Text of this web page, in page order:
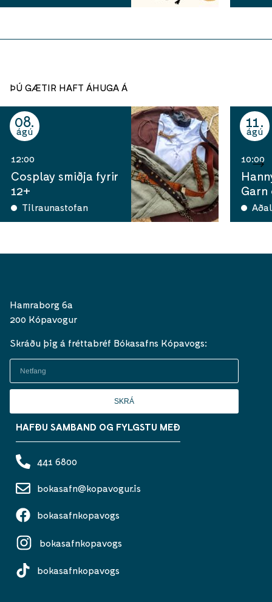
ÞÚ GÆTIR HAFT ÁHUGA Á
08
ágú
12:00
Cosplay smiðja fyrir
12+
Tilraunastofan
11
ágú
10:00
Garn
Hamraborg 6a
200 Kópavogur
Skráðu þig á fréttabréf Bókasafns Kópavogs:
SKRÁ
HAFÐU SAMBAND OG FYLGSTU MEÐ
441 6800
bokasafn@kopavogur.is
bokasafnkopavogs
bokasafnkopavogs
bokasafnkopavogs